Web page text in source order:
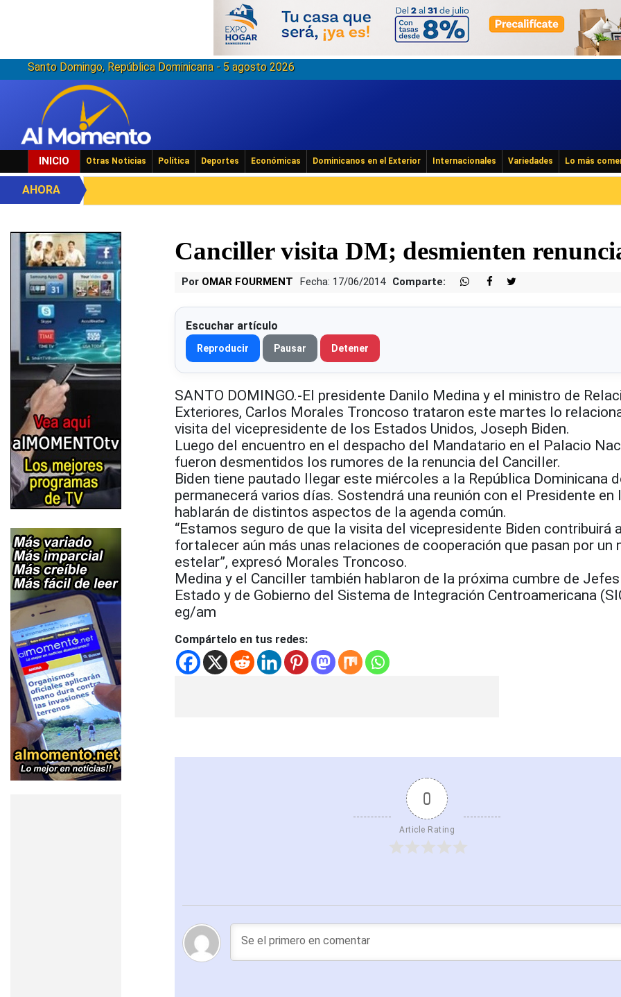
Santo Domingo, República Dominicana - 5 agosto 2026
INICIO Otras Noticias Política Deportes Económicas Dominicanos en el Exterior Internacionales Variedades Lo más
AHORA
Canciller visita DM; desmienten
Por OMAR FOURMENT Fecha: 17/06/2014 Comparte:
Escuchar artículo
Reproducir Pausar Detener
SANTO DOMINGO.-El presidente Danilo Medina y el ministro de
Exteriores, Carlos Morales Troncoso trataron este martes lo
visita del vicepresidente de los Estados Unidos, Joseph Biden.
Luego del encuentro en el despacho del Mandatario en el Palacio
fueron desmentidos los rumores de la renuncia del Canciller.
Biden tiene pautado llegar este miércoles a la República Dominicana
permanecerá varios días. Sostendrá una reunión con el Presidente en
hablarán de distintos aspectos de la agenda común.
“Estamos seguro de que la visita del vicepresidente Biden contribuirá
fortalecer aún más unas relaciones de cooperación que pasan por un
estelar”, expresó Morales Troncoso.
Medina y el Canciller también hablaron de la próxima cumbre de
Estado y de Gobierno del Sistema de Integración Centroamericana
eg/am
Compártelo en tus redes:
0
Article Rating